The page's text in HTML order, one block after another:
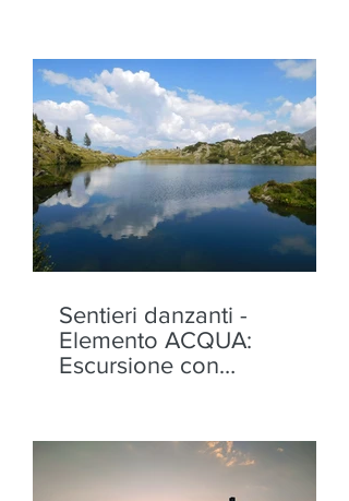
Sentieri danzanti -
Elemento ACQUA:
Escursione con
12 agosto